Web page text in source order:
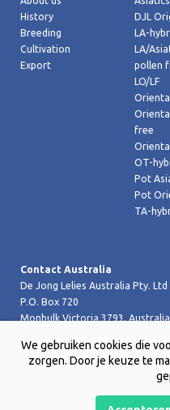
History
Breeding
Cultivation
Export
DJL
LA-
LA/
pollen
LO/LF
free
OT-
Pot
Pot
TA-
Contact Australia
De Jong Lelies Australia Pty. Ltd
P.O. Box 720
Monbulk Victoria 3793, Australia
T +61 (0)359 619 188
F +61 (0)359 619 199
We gebruiken cookies die
zorgen. Door je keuze te